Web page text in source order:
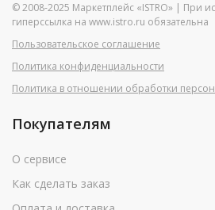
© 2008-2025 Маркетплейс «ISTRO» | При
гиперссылка на www.istro.ru обязательна
Пользовательское соглашение
Политика конфиденциальности
Политика в отношении обработки
Покупателям
О сервисе
Как сделать заказ